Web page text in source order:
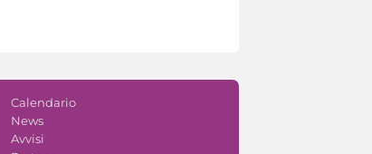
Calendario
News
Avvisi